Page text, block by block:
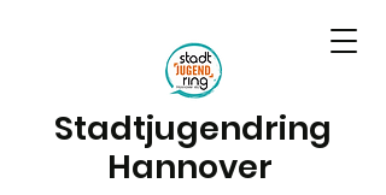
Stadtjugendring
Hannover